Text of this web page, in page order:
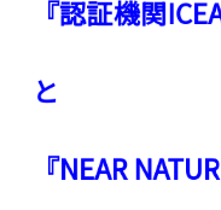
『認証機関
と
『NEAR